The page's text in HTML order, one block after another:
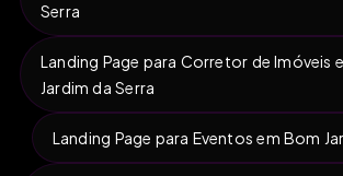
Serra
Landing Page para Corretor de Imóveis
Jardim da Serra
Landing Page para Eventos em Bom